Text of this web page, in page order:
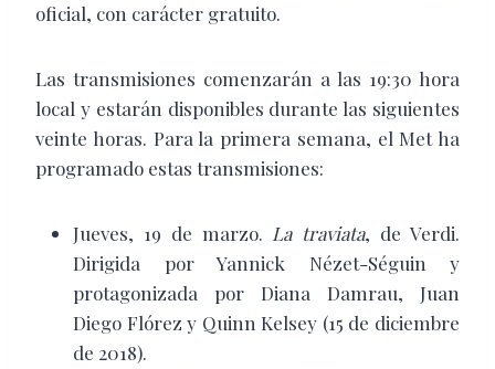
oficial, con carácter gratuito.
Las transmisiones comenzarán a las 19:30 hora
local y estarán disponibles durante las siguientes
veinte horas. Para la primera semana, el Met ha
programado estas transmisiones:
Jueves, 19 de marzo. La traviata, de Verdi.
Dirigida por Yannick Nézet-Séguin y
protagonizada por Diana Damrau, Juan
Diego Flórez y Quinn Kelsey (15 de diciembre
de 2018).